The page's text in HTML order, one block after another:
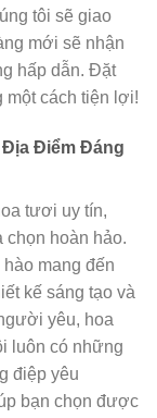
tôi sẽ giao
mới sẽ nhận
hấp dẫn. Đặt
một cách tiện lợi!
Địa Điểm Đáng
tươi uy tín,
hoàn hảo.
mang đến
kế sáng tạo và
yêu, hoa
luôn có những
điệp yêu
bạn chọn được